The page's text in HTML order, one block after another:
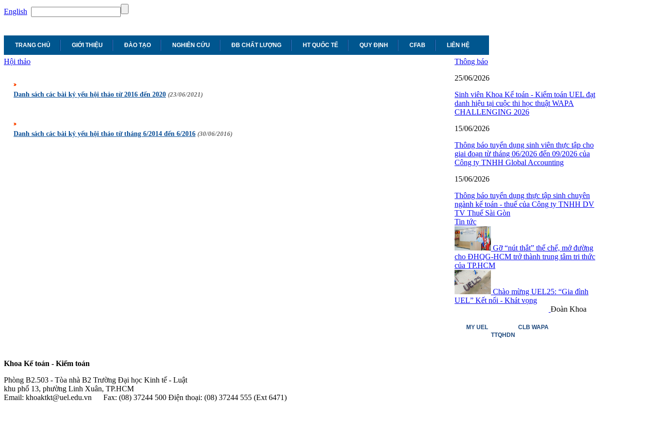
English
TRANG CHỦ GIỚI THIỆU ĐÀO TẠO NGHIÊN CỨU ĐB CHẤT LƯỢNG HT QUỐC TẾ QUY ĐỊNH CFAB LIÊN HỆ
Hội thảo
Danh sách các bài kỷ yếu hội thảo từ 2016 đến 2020 (23/06/2021)
Danh sách các bài kỷ yếu hội thảo từ tháng 6/2014 đến 6/2016 (30/06/2016)
Thông báo
25/06/2026
Sinh viên Khoa Kế toán - Kiểm toán UEL đạt
danh hiệu tại cuộc thi học thuật WAPA
CHALLENGING 2026
15/06/2026
Thông báo tuyển dụng sinh viên thực tập cho
giai đoạn từ tháng 06/2026 đến 09/2026 của
Công ty TNHH Global Accounting
15/06/2026
Thông báo tuyển dụng thực tập sinh chuyên
ngành kế toán - thuế của Công ty TNHH DV
TV Thuế Sài Gòn
Tin tức
Gỡ “nút thắt” thể chế, mở đường
cho ĐHQG-HCM trở thành trung tâm tri thức
của TP.HCM
Chào mừng UEL25: “Gia đình
UEL” Kết nối - Khát vọng
MY UEL
TTQHDN
CLB WAPA
Đoàn Khoa
Khoa Kế toán - Kiểm toán
Phòng B2.503 - Tòa nhà B2 Trường Đại học Kinh tế - Luật
khu phố 13, phường Linh Xuân, TP.HCM
Email: khoaktkt@uel.edu.vn Fax: (08) 37244 500 Điện thoại: (08) 37244 555 (Ext 6471)